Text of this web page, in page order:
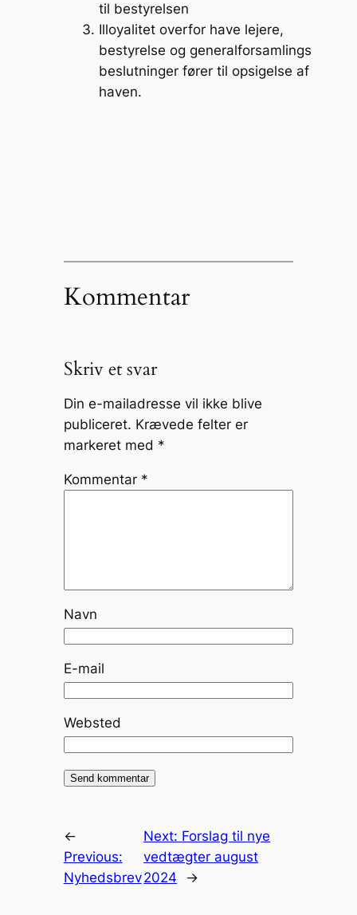
til bestyrelsen
Illoyalitet overfor have lejere,
bestyrelse og generalforsamlings
beslutninger fører til opsigelse af
haven.
Kommentar
Skriv et svar
Din e-mailadresse vil ikke blive
publiceret. Krævede felter er
markeret med *
Kommentar *
Navn
E-mail
Websted
←
Previous:
Nyhedsbrev
Next: Forslag til nye
vedtægter august
2024
→